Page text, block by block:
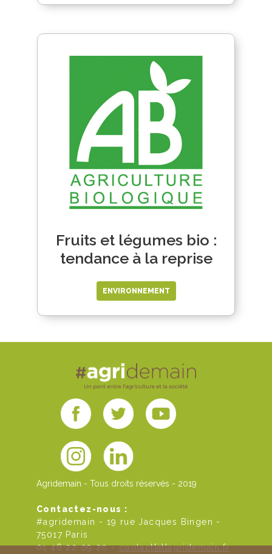
Fruits et légumes bio :
tendance à la reprise
ENVIRONNEMENT
Agridemain - Tous droits réservés - 2019
Contactez-nous :
#agridemain - 19 rue Jacques Bingen -
75017 Paris
01 46 22 09 20 -contact[at]agridemain.fr